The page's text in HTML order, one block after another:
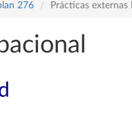
276 Prácticas externas II